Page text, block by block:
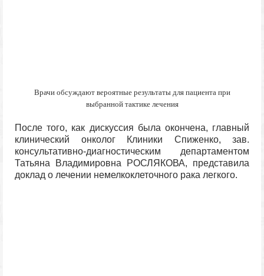
Врачи обсуждают вероятные результаты для пациента при
выбранной тактике лечения
После того, как дискуссия была окончена, главный
клинический онколог Клиники Спиженко, зав.
консультативно-диагностическим департаментом
Татьяна Владимировна РОСЛЯКОВА, представила
доклад о лечении немелкоклеточного рака легкого.